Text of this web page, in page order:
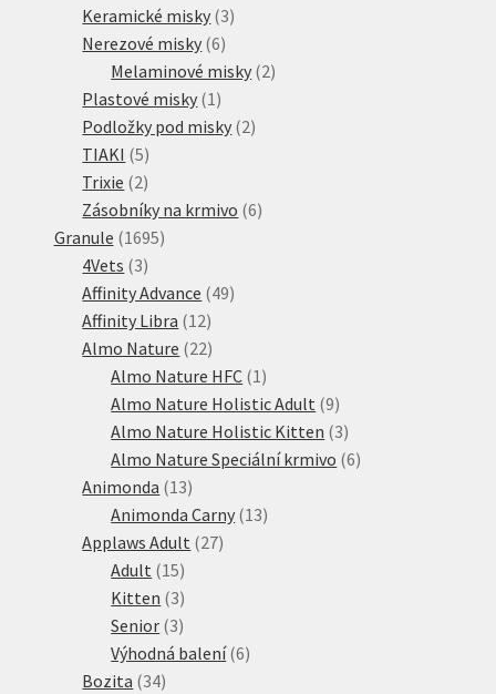
Keramické misky 33
Nerezové misky 66
produktů
Melaminové misky 22
Plastové misky 1 1
produkt
Podložky pod misky 22
TIAKI 55
produktů
Trixie 22
produkty
Zásobníky na krmivo 66
Granule 16951695
4Vets 33
produkty
Affinity Advance 4949
Affinity Libra 1212
produktů
Almo Nature 2222
produktů
Almo Nature HFC 1 1
produkt
Almo Nature Holistic Adult 99
produktů
Almo Nature Holistic Kitten 33
produkty
Almo Nature Speciální krmivo 66
Animonda 1313
produktů
Animonda Carny 1313
Applaws Adult 2727
Adult 1515
produktů
Kitten 33
produkty
Senior 33
produkty
Výhodná balení 66
Bozita 3434